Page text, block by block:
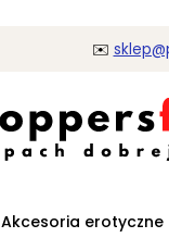
✉️
Akcesoria erotyczne